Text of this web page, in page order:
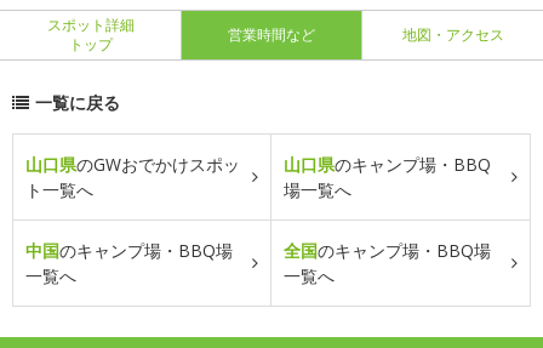
スポット詳細
トップ
営業時間など 地図・アクセス
一覧に戻る
山口県のGWおでかけスポッ
ト一覧へ
山口県のキャンプ場・BBQ
場一覧へ
中国のキャンプ場・BBQ場
一覧へ
全国のキャンプ場・BBQ場
一覧へ